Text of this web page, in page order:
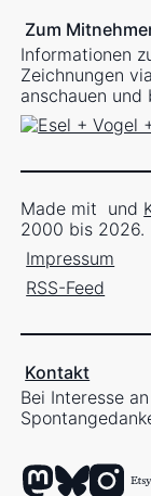
Zum
Informationen
Zeichnungen via
anschauen und
Made mit und
2000 bis 2026.
Impressum
RSS-Feed
Kontakt
Bei Interesse